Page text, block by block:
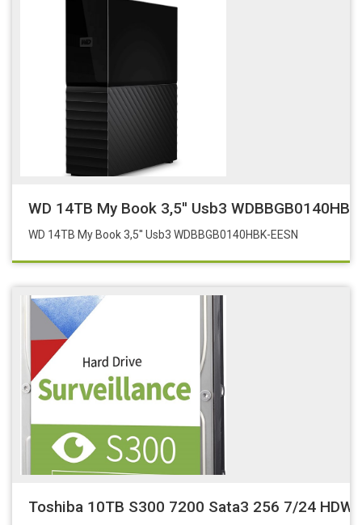
WD 14TB My Book 3,5'' Usb3
WD 14TB My Book 3,5'' Usb3 WDBBGB0140HBK-EESN
Toshiba 10TB S300 7200 Sata3 256 7/24